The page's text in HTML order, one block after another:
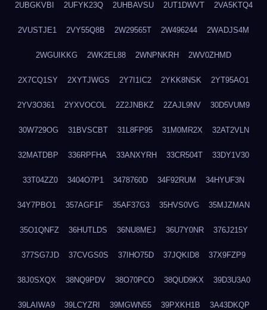
2UBGKVBI 2UFYK23Q 2UHBAVSU 2UT1DWVT 2VA5KTQ4
2VUSTJE1 2VY55Q8B 2W29565T 2W496244 2WADJS4M
2WGUIKKG 2WK2EL88 2WNPNKRH 2WV0ZHMD
2X7CQ1SY 2XYTJWGS 2Y7I1IC2 2YKK8NSK 2YT95AO1
2YV3O361 2YXVOCOL 2Z2JNBKZ 2ZAJL9NV 30D5VUM9
30W729OG 31BVSCBT 31L8FP95 31M0MR2X 32AT2VLN
32MATDBP 336RPFHA 33ANXYRH 33CR504T 33DY1V30
33T04ZZ0 3404O7P1 3478760D 34F92RUM 34HYUF3N
34Y7PBO1 357AGF1F 35AF37G3 35HVS0VG 35MJZMAN
35O1QNFZ 36HUTLDS 36NU8MEJ 36U7Y0NR 376J215Y
377SG7JD 37CVGS0S 37IHO75D 37JQKID8 37X9FZP9
38J0SXQX 38NQ9PDV 38O70PCO 38QUD9KX 39D3U3A0
39LAIWA9 39LCYZRI 39MGWN55 39PXKH1B 3A43DKQP